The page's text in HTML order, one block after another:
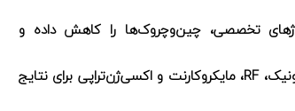
تخصصی، چین‌وچروک‌ها را کاهش داده و
از جمله دستگاه‌های اولتراسونیک، RF، مایکروکارنت و اکسی‌ژن‌تراپی برای نتایج